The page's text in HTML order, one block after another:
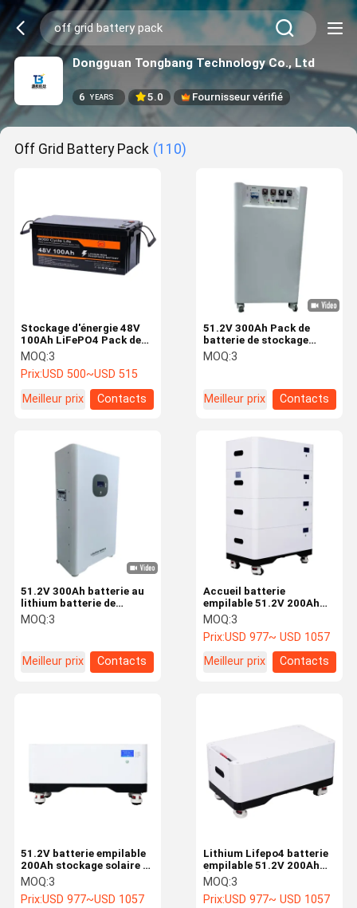
Dongguan Tongbang Technology Co., Ltd
6 YEARS 5.0 Fournisseur vérifié
Off Grid Battery Pack (110)
Stockage d'énergie 48V
100Ah LiFePO4 Pack de
batterie pour les
systèmes solaires et hors
réseau
MOQ:3
Prix:USD 500~USD 515
Meilleur prix
Contacts
51.2V 300Ah Pack de
batterie de stockage
d'énergie pour les
systèmes hors réseau et
MOQ:3
Meilleur prix Contacts
51.2V 300Ah batterie au
lithium batterie de
stockage de grande
capacité pour les
MOQ:3
Meilleur prix Contacts
Accueil batterie
empilable 51.2V 200Ah
batterie au lithium
solaire stockage
d'énergie
MOQ:3
Prix:USD 977~ USD 1057
Meilleur prix
Contacts
51.2V batterie empilable
200Ah stockage solaire et
batterie solution
d'énergie intelligente
MOQ:3
Prix:USD 977~USD 1057
Lithium Lifepo4 batterie
empilable 51.2V 200Ah
Énergie solaire et
stockage de batterie
MOQ:3
Prix:USD 977~ USD 1057